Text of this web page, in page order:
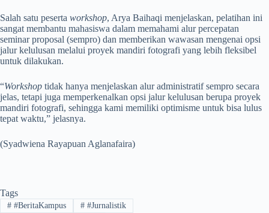
Salah satu peserta workshop, Arya Baihaqi menjelaskan, pelatihan ini
sangat membantu mahasiswa dalam memahami alur percepatan
seminar proposal (sempro) dan memberikan wawasan mengenai opsi
jalur kelulusan melalui proyek mandiri fotografi yang lebih fleksibel
untuk dilakukan.
“Workshop tidak hanya menjelaskan alur administratif sempro secara
jelas, tetapi juga memperkenalkan opsi jalur kelulusan berupa proyek
mandiri fotografi, sehingga kami memiliki optimisme untuk bisa lulus
tepat waktu,” jelasnya.
(Syadwiena Rayapuan Aglanafaira)
Tags
##BeritaKampus ##Jurnalistik